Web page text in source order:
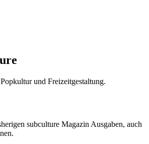
und Freizeitgestaltung.
subculture Magazin Ausgaben, auch